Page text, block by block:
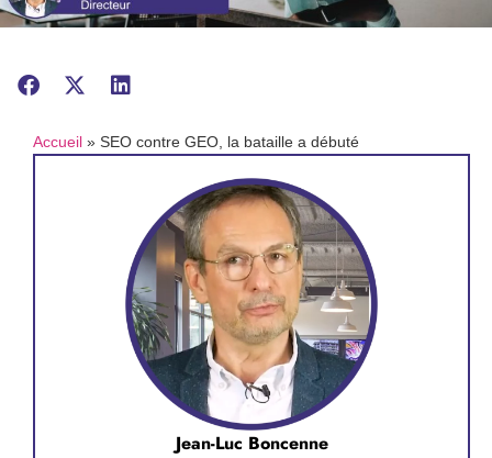
Accueil » SEO contre GEO, la bataille a débuté
Jean-Luc Boncenne